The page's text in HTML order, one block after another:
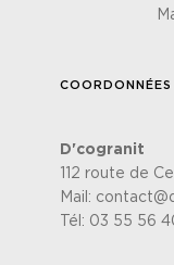
COORDONNÉES
D'cogranit
112 route de
Mail:
Tél: 03 55 56